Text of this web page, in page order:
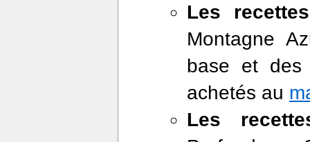
Les
Montagne
base et des
achetés au
Les